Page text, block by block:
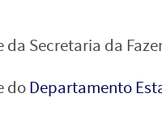
da Secretaria da
doDepartamento